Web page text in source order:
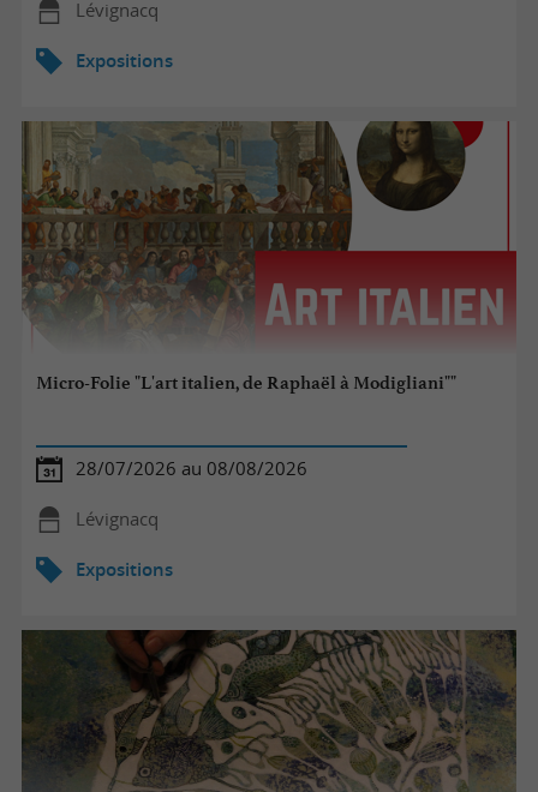
Lévignacq
Expositions
Micro-Folie "L'art italien, de Raphaël à Modigliani""
28/07/2026 au 08/08/2026
Lévignacq
Expositions